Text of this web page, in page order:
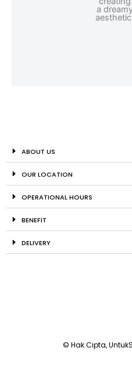
ABOUT US
OUR LOCATION
OPERATIONAL HOURS
BENEFIT
DELIVERY
© Hak Cipta,